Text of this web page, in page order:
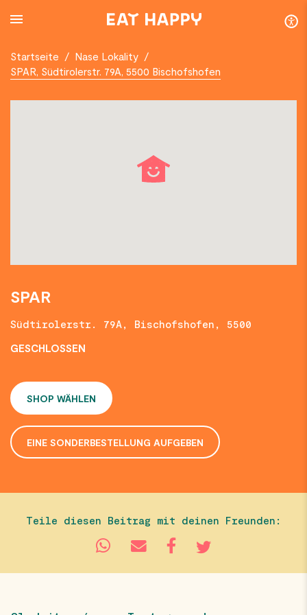
TO
Startseite / Nase Lokality /
SPAR, Südtirolerstr. 79A, 5500 Bischofshofen
SPAR
Südtirolerstr. 79A, Bischofshofen, 5500
GESCHLOSSEN
SHOP WÄHLEN
EINE SONDERBESTELLUNG AUFGEBEN
Teile diesen Beitrag mit deinen Freunden: